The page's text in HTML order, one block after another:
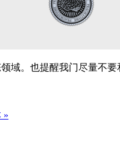
域。也提醒我门尽量不
»